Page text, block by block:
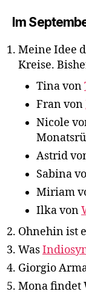
Im
Meine Idee
Kreise.
Tina von
Fran von
Nicole
Astrid
Sabina
Miriam
Ilka von
Ohnehin ist
Was
Giorgio
Mona findet